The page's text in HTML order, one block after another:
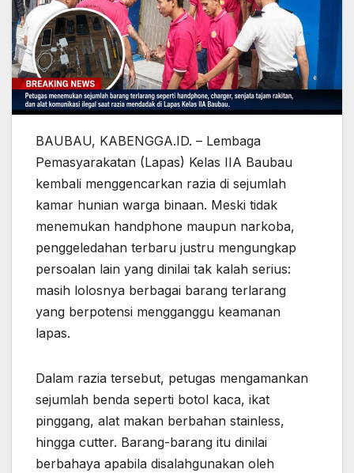
BAUBAU, KABENGGA.ID. – Lembaga
Pemasyarakatan (Lapas) Kelas IIA Baubau
kembali menggencarkan razia di sejumlah
kamar hunian warga binaan. Meski tidak
menemukan handphone maupun narkoba,
penggeledahan terbaru justru mengungkap
persoalan lain yang dinilai tak kalah serius:
masih lolosnya berbagai barang terlarang
yang berpotensi mengganggu keamanan
lapas.
Dalam razia tersebut, petugas mengamankan
sejumlah benda seperti botol kaca, ikat
pinggang, alat makan berbahan stainless,
hingga cutter. Barang-barang itu dinilai
berbahaya apabila disalahgunakan oleh